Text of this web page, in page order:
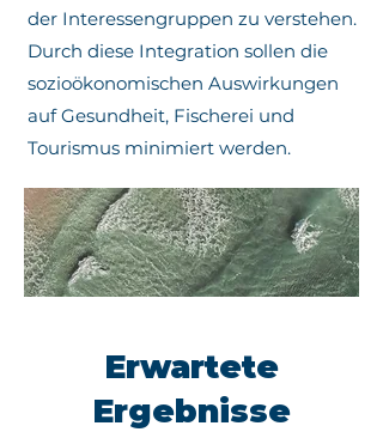
Auf Grundlage einer verbesserten
Datenlage Bereitstellung von
Empfehlungen für
Frühwarnsysteme, die auf die
Bedürfnisse der Gesellschaft und der
marinen Nutzergruppen
Aufbau von Informationswegen zur
Verhinderung oder Minimierung der
sozioökonomischen Auswirkungen
mariner biologischer Gefahren.
Darstellung für alle, sowie
Schnelltest-Möglichkeiten für
Einzelpersonen.
der Interessengruppen zu verstehen.
Durch diese Integration sollen die
sozioökonomischen Auswirkungen
auf Gesundheit, Fischerei und
Tourismus minimiert werden.
Erwartete
Ergebnisse